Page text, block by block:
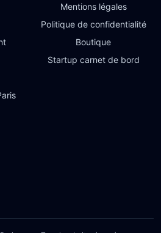
Mentions légales
Politique de confidentialité
Boutique
Startup carnet de bord